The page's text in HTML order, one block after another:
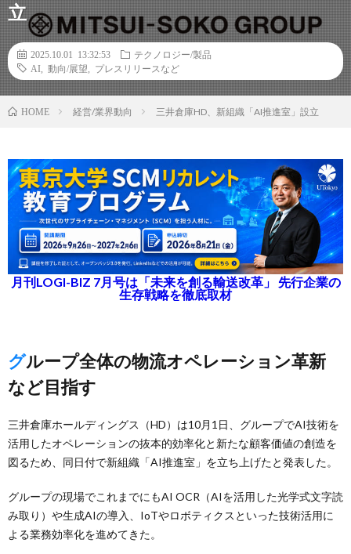
立
2025.10.01 13:32:53
テクノロジー/製品
AI
動向/展望 プレスリリースなど
HOME 経営/業界動向 三井倉庫HD、新組織「AI推進室」設立
月刊LOGI-BIZ 7月号は「未来を創る輸送改革」 先行企業の
生存戦略を徹底取材
グループ全体の物流オペレーション革新
など目指す
三井倉庫ホールディングス（HD）は10月1日、グループでAI技術を
活用したオペレーションの抜本的効率化と新たな顧客価値の創造を
図るため、同日付で新組織「AI推進室」を立ち上げたと発表した。
グループの現場でこれまでにもAI OCR（AIを活用した光学式文字読
み取り）や生成AIの導入、IoTやロボティクスといった技術活用に
よる業務効率化を進めてきた。